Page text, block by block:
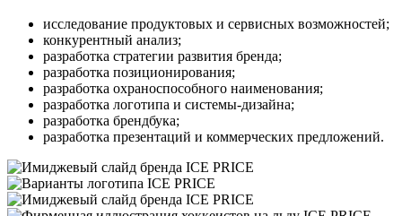
исследование продуктовых и сервисных возможностей;
конкурентный анализ;
разработка стратегии развития бренда;
разработка позиционирования;
разработка охраноспособного наименования;
разработка логотипа и системы-дизайна;
разработка брендбука;
разработка презентаций и коммерческих предложений.